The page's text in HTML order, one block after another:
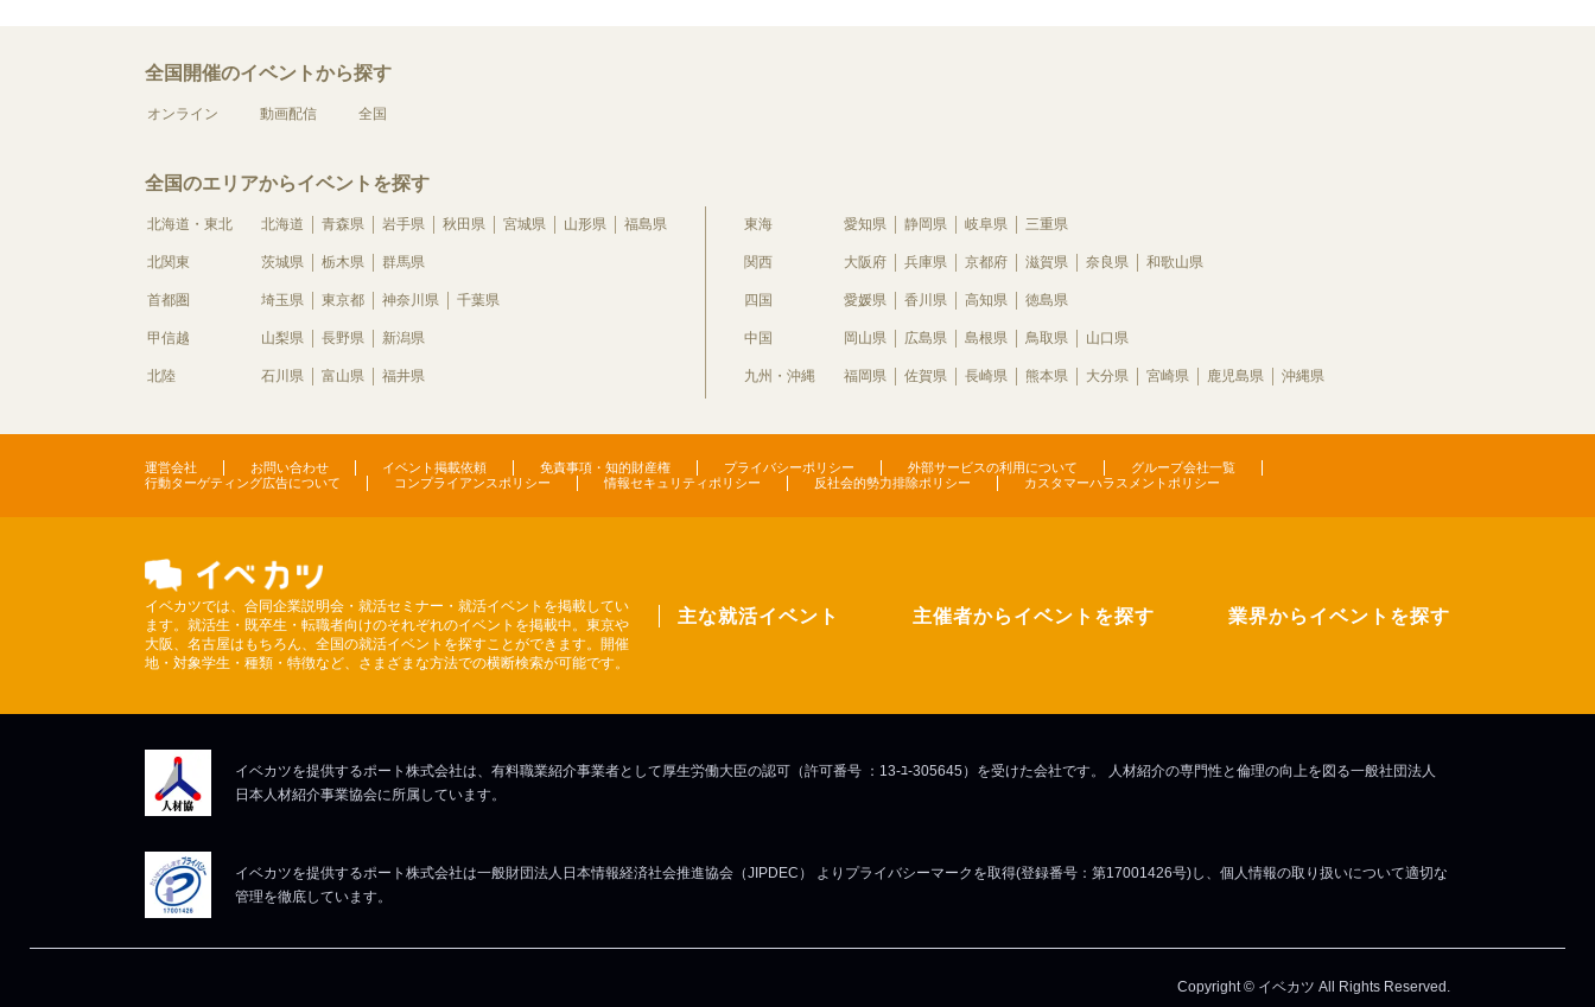
全国開催のイベントから探す
オンライン 動画配信 全国
全国のエリアからイベントを探す
北海道・東北 北海道 青森県 岩手県 秋田県 宮城県 山形県 福島県
北関東 茨城県 栃木県 群馬県
首都圏 埼玉県 東京都 神奈川県 千葉県
甲信越 山梨県 長野県 新潟県
北陸 石川県 富山県 福井県
東海 愛知県 静岡県 岐阜県 三重県
関西 大阪府 兵庫県 京都府 滋賀県 奈良県 和歌山県
四国 愛媛県 香川県 高知県 徳島県
中国 岡山県 広島県 島根県 鳥取県 山口県
九州・沖縄 福岡県 佐賀県 長崎県 熊本県 大分県 宮崎県 鹿児島県 沖縄県
運営会社 お問い合わせ イベント掲載依頼 免責事項・知的財産権 プライバシーポリシー 外部サービスの利用について
グループ会社一覧
行動ターゲティング広告について
コンプライアンスポリシー 情報セキュリティポリシー 反社会的勢力排除ポリシー カスタマーハラスメントポリシー
イベカツでは、合同企業説明会・就活セミナー・就活イベントを掲載してい
ます。就活生・既卒生・転職者向けのそれぞれのイベントを掲載中。東京や
大阪、名古屋はもちろん、全国の就活イベントを探すことができます。開催
地・対象学生・種類・特徴など、さまざまな方法での横断検索が可能です。
主な就活イベント 主催者からイベントを探す 業界からイベントを探す